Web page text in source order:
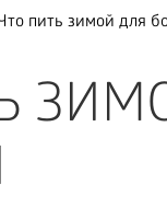
пить зимой для